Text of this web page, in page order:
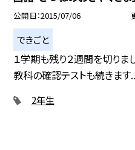
公開日 2015/07/06
できごと
１学期も残り２週間を切りま
教科の確認テストも続きます
2年生